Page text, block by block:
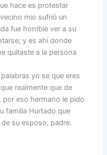
hace es protestar
mio sufrió un
fue horrible ver a su
y es ahí donde
quitaste a la persona
yo se que eres
realmente que de
eso hermano le pido
familia Hurtado que
su esposo, padre.